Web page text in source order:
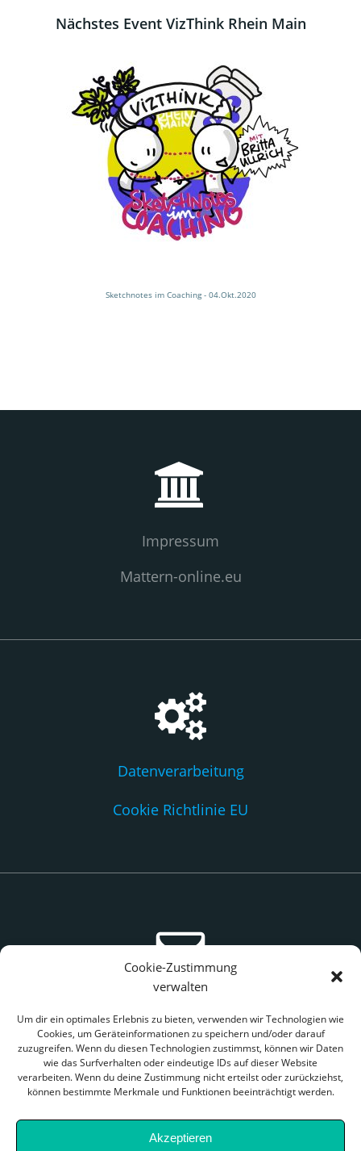
Cookie-Zustimmung
verwalten
Um dir ein optimales Erlebnis zu bieten, verwenden wir Technologien wie
Cookies, um Geräteinformationen zu speichern und/oder darauf
zuzugreifen. Wenn du diesen Technologien zustimmst, können wir Daten
wie das Surfverhalten oder eindeutige IDs auf dieser Website
verarbeiten. Wenn du deine Zustimmung nicht erteilst oder zurückziehst,
können bestimmte Merkmale und Funktionen beeinträchtigt werden.
Akzeptieren
Nächstes Event VizThink Rhein Main
Sketchnotes im Coaching - 04.Okt.2020
Impressum
Mattern-online.eu
Datenverarbeitung
Cookie Richtlinie EU
web @ Mattern-online.eu